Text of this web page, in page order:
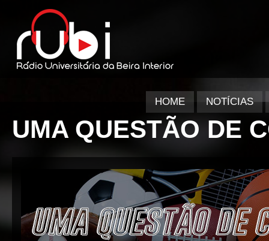
HOME NOTÍCIAS
UMA QUESTÃO DE